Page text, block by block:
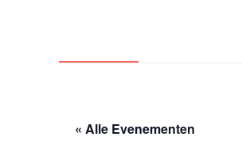
« Alle Evenementen